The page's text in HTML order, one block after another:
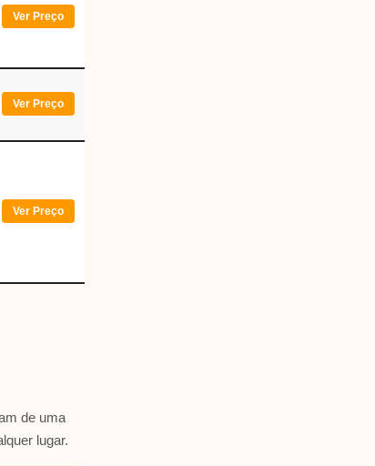
Ver Preço
Ver Preço
Ver Preço
de uma
lugar.